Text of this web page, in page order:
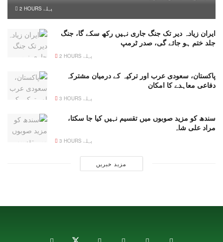
2 HOURS پہلے
ایران زیادہ دیر تک جنگ جاری نہیں رکھ سکے گا، جنگ
جلد ختم ہو جائے گی، صدر ٹرمپ
2 HOURS پہلے
پاکستان، سعودی عرب اور ترکیہ کے درمیان مشترکہ
دفاعی معاہدے کا امکان
3 HOURS پہلے
سندھ کو مزید صوبوں میں تقسیم نہیں کیا جا سکتا،
مراد علی شاہ
3 HOURS پہلے
مزید خبریں